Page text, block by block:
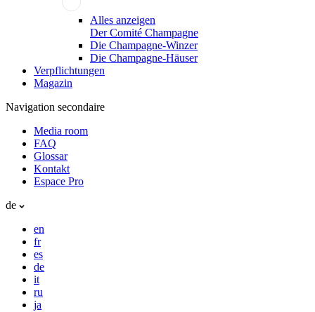
Alles anzeigen
Der Comité Champagne
Die Champagne-Winzer
Die Champagne-Häuser
Verpflichtungen
Magazin
Navigation secondaire
Media room
FAQ
Glossar
Kontakt
Espace Pro
de
en
fr
es
de
it
ru
ja